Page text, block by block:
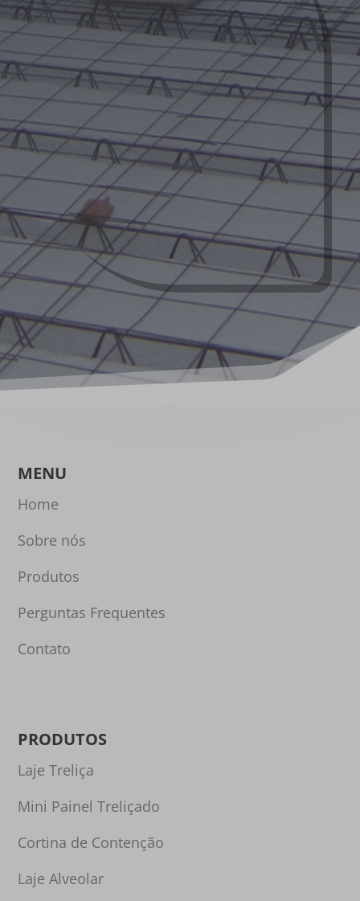
MENU
Home
Sobre nós
Produtos
Perguntas Frequentes
Contato
PRODUTOS
Laje Treliça
Mini Painel Treliçado
Cortina de Contenção
Laje Alveolar